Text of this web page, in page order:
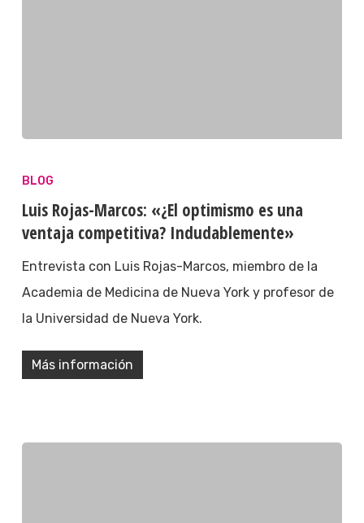
BLOG
Luis Rojas-Marcos: «¿El optimismo es una
ventaja competitiva? Indudablemente»
Entrevista con Luis Rojas-Marcos, miembro de la
Academia de Medicina de Nueva York y profesor de
la Universidad de Nueva York.
Más información